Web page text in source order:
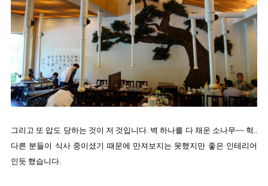
그리고 또 압도 당하는 것이 저 것입니다. 벽 하나를 다 채운 소나무~~ 헉..
다른 분들이 식사 중이셨기 때문에 만져보지는 못했지만 좋은 인테리어
인듯 했습니다.